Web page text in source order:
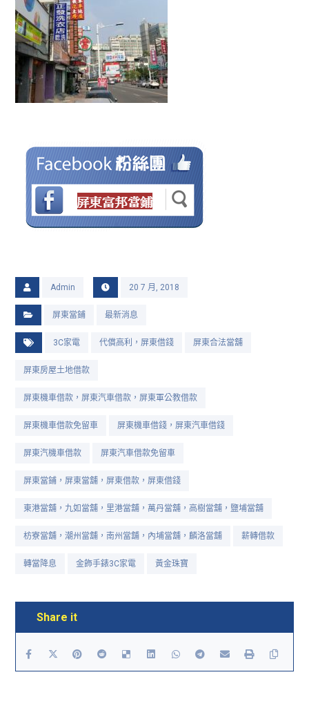
Admin 20 7 月, 2018
屏東當鋪 最新消息
3C家電 代償高利，屏東借錢 屏東合法當舖
屏東房屋土地借款
屏東機車借款，屏東汽車借款，屏東軍公教借款
屏東機車借款免留車 屏東機車借錢，屏東汽車借錢
屏東汽機車借款 屏東汽車借款免留車
屏東當鋪，屏東當舖，屏東借款，屏東借錢
東港當舖，九如當舖，里港當舖，萬丹當舖，高樹當舖，鹽埔當舖
枋寮當舖，潮州當舖，南州當舖，內埔當舖，麟洛當舖 薪轉借款
轉當降息 金飾手錶3C家電 黃金珠寶